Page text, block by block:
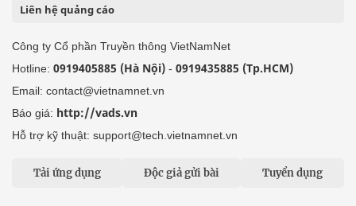
Liên hệ quảng cáo
Công ty Cổ phần Truyền thông VietNamNet
Hotline: 0919405885 (Hà Nội) - 0919435885 (Tp.HCM)
Email: contact@vietnamnet.vn
Báo giá: http://vads.vn
Hỗ trợ kỹ thuật: support@tech.vietnamnet.vn
Tải ứng dụng Độc giả gửi bài Tuyển dụng